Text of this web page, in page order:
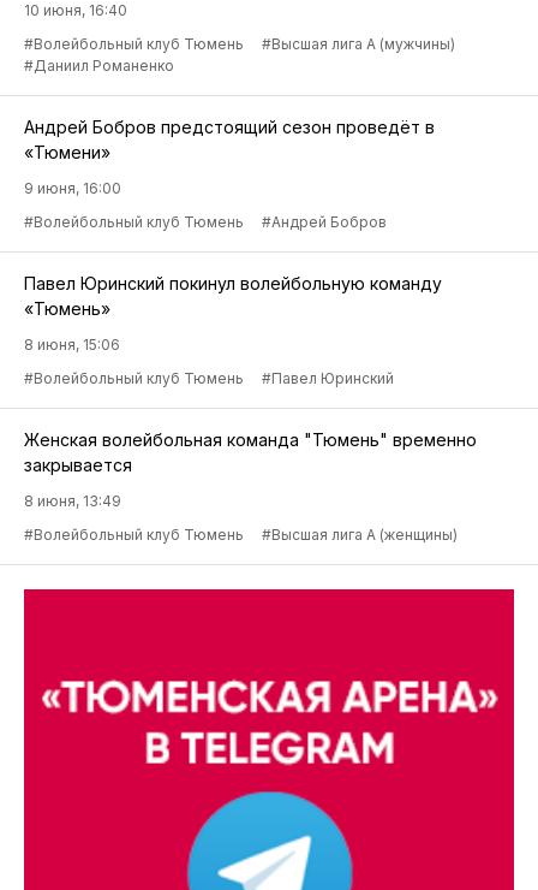
10 июня, 16:40
#Волейбольный клуб Тюмень
#Высшая лига А (мужчины)
#Даниил Романенко
Андрей Бобров предстоящий сезон проведёт в
«Тюмени»
9 июня, 16:00
#Волейбольный клуб Тюмень
#Андрей Бобров
Павел Юринский покинул волейбольную команду
«Тюмень»
8 июня, 15:06
#Волейбольный клуб Тюмень
#Павел Юринский
Женская волейбольная команда "Тюмень" временно
закрывается
8 июня, 13:49
#Волейбольный клуб Тюмень
#Высшая лига А (женщины)